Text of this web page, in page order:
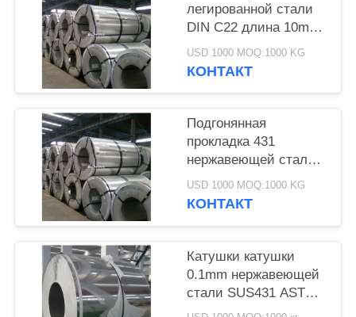
легированной стали
DIN C22 длина 10mm
до 2500mm
подгонянная шириной
USD 1000 MOQ:1000 KG
КОНТАКТ
Подгонянная
прокладка 431
нержавеющей стали
точности 446 ранг
440A 440B 440C
USD 1000 MOQ:1000 KG
КОНТАКТ
Катушки катушки
0.1mm нержавеющей
стали SUS431 ASTM
A276